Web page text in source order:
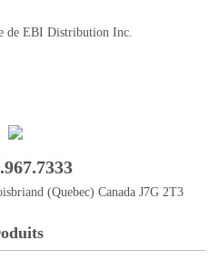
de EBI Distribution Inc.
(Quebec) Canada J7G 2T3